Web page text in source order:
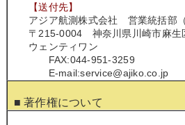
【送付先】
アジア航測株式会社 営業統括部（
〒215-0004 神奈川県川崎市麻生
ウェンティワン
FAX:044-951-3259
E-mail:service@ajiko.co.jp
■ 著作権について